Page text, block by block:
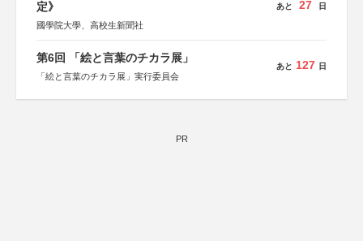
定》
國學院大學、高校生新聞社
あと 27 日
第6回 「絵と言葉のチカラ展」
「絵と言葉のチカラ展」実行委員会
あと 127 日
PR